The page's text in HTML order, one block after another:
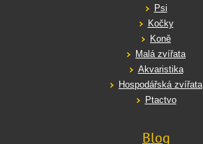
Psi
Kočky
Koně
Malá zvířata
Akvaristika
Hospodářská zvířata
Ptactvo
Blog